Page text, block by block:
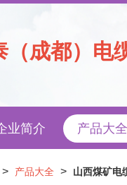
（成都）电
业简介 产品大全
> 产品大全 > 山西煤矿电